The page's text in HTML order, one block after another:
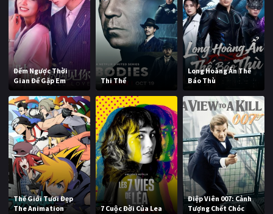
Đếm Ngược Thời
Gian Để Gặp Em
Thi Thể
Long Hoàng Ẩn Thế
Báo Thù
Thế Giới Tươi Đẹp
The Animation
7 Cuộc Đời Của Lea
Điệp Viên 007: Cảnh
Tượng Chết Chóc